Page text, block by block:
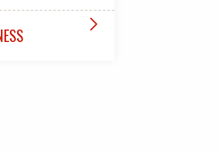
